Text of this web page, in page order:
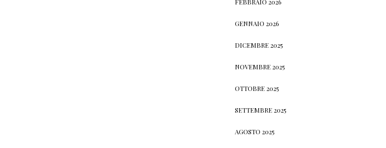
FEBBRAIO 2026
GENNAIO 2026
DICEMBRE 2025
NOVEMBRE 2025
OTTOBRE 2025
SETTEMBRE 2025
AGOSTO 2025